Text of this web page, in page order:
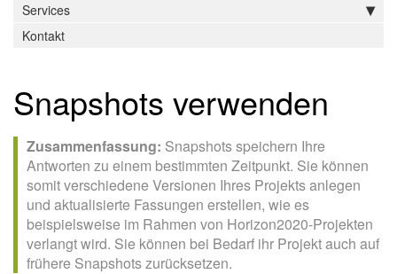
Services
Kontakt
Snapshots verwenden
Zusammenfassung: Snapshots speichern Ihre
Antworten zu einem bestimmten Zeitpunkt. Sie können
somit verschiedene Versionen Ihres Projekts anlegen
und aktualisierte Fassungen erstellen, wie es
beispielsweise im Rahmen von Horizon2020-Projekten
verlangt wird. Sie können bei Bedarf ihr Projekt auch auf
frühere Snapshots zurücksetzen.